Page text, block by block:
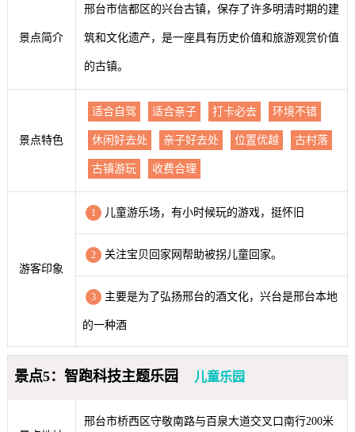
景点简介
邢台市信都区的兴台古镇，保存了许多明清时期的建
筑和文化遗产，是一座具有历史价值和旅游观赏价值
的古镇。
景点特色
适合自驾 适合亲子 打卡必去 环境不错
休闲好去处 亲子好去处 位置优越 古村落
古镇游玩 收费合理
游客印象
1 儿童游乐场，有小时候玩的游戏，挺怀旧
2 关注宝贝回家网帮助被拐儿童回家。
3 主要是为了弘扬邢台的酒文化，兴台是邢台本地
的一种酒
景点5：智跑科技主题乐园 儿童乐园
邢台市桥西区守敬南路与百泉大道交叉口南行200米